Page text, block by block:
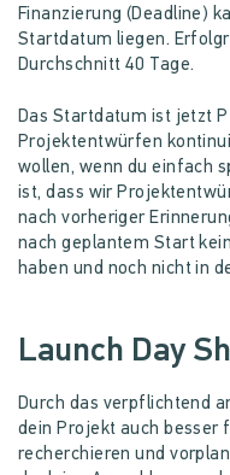
Finanzierung (Deadline)
Startdatum liegen.
Durchschnitt 40 Tage.
Das Startdatum ist jetzt
Projektentwürfen
wollen, wenn du einfach
ist, dass wir
nach vorheriger
nach geplantem Start
haben und noch nicht in
Launch Day
Durch das verpflichtend
dein Projekt auch besser
recherchieren und